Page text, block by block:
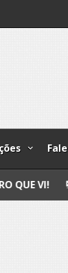
EPITAFIO